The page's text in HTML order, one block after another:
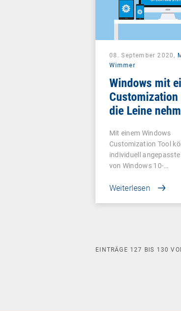
08. September 2020,
Wimmer
Windows mit
Customization
die Leine
Mit einem Windows
Customization Tool
individuell
von Windows 10-
Weiterlesen
EINTRÄGE 127 BIS 130